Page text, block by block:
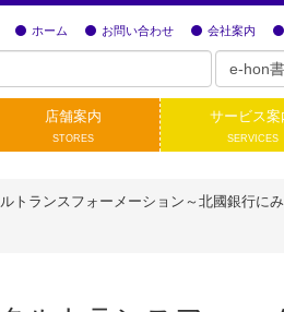
ホーム お問い合わせ 会社案内
店舗案内
STORES
サービス案
SERVICES
トランスフォーメーション～北國銀行に